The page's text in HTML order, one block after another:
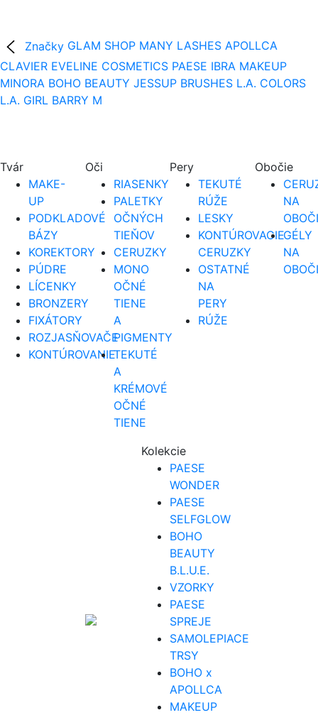
Značky GLAM SHOP MANY LASHES APOLLCA
CLAVIER EVELINE COSMETICS PAESE IBRA MAKEUP
MINORA BOHO BEAUTY JESSUP BRUSHES L.A. COLORS
L.A. GIRL BARRY M
Tvár
MAKE-
UP
PODKLADOVÉ
BÁZY
KOREKTORY
PÚDRE
LÍCENKY
BRONZERY
FIXÁTORY
ROZJASŇOVAČE
KONTÚROVANIE
Oči
RIASENKY
PALETKY
OČNÝCH
TIEŇOV
CERUZKY
MONO
OČNÉ
TIENE
A
PIGMENTY
TEKUTÉ
A
KRÉMOVÉ
OČNÉ
TIENE
Pery
TEKUTÉ
RÚŽE
LESKY
KONTÚROVACIE
CERUZKY
OSTATNÉ
NA
PERY
RÚŽE
Obočie
NA
GÉLY
NA
Kolekcie
PAESE
WONDER
PAESE
SELFGLOW
BOHO
BEAUTY
B.L.U.E.
VZORKY
PAESE
SPREJE
SAMOLEPIACE
TRSY
BOHO x
APOLLCA
MAKEUP